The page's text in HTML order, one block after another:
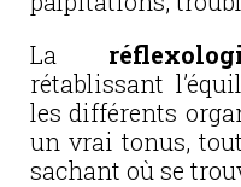
La
rétablissant
les différents
un vrai tonus,
sachant où se